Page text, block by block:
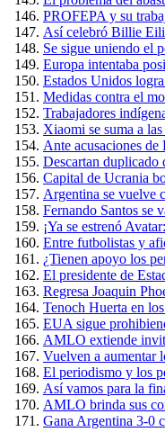
PROFEPA y su
Así celebró Billie
Se sigue uniendo el
Europa intentaba
Estados Unidos
Medidas contra el
Trabajadores
Xiaomi se suma a
Ante acusaciones
Descartan duplicado
Capital de Ucrania
Argentina se vuelve
Fernando Santos se
¡Ya se estrenó
Entre futbolistas y
¿Tienen apoyo los
El presidente de
Regresa Joaquin
Tenoch Huerta en
EUA sigue
AMLO extiende
Vuelven a aumentar
El periodismo y los
Así vamos para la
AMLO brinda sus
Gana Argentina 3-0